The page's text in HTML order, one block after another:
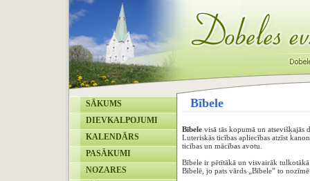
SĀKUMS
DIEVKALPOJUMI
KALENDĀRS
PASĀKUMI
NOZARES
Bībele
Bībelevisā tās kopumā un atsevišķajās
Luteriskās ticības apliecības atzīst
ticības un mācības avotu.
Bībele ir pētītākā un visvairāk
Bībelē, jo pats vārds „Bībele” to